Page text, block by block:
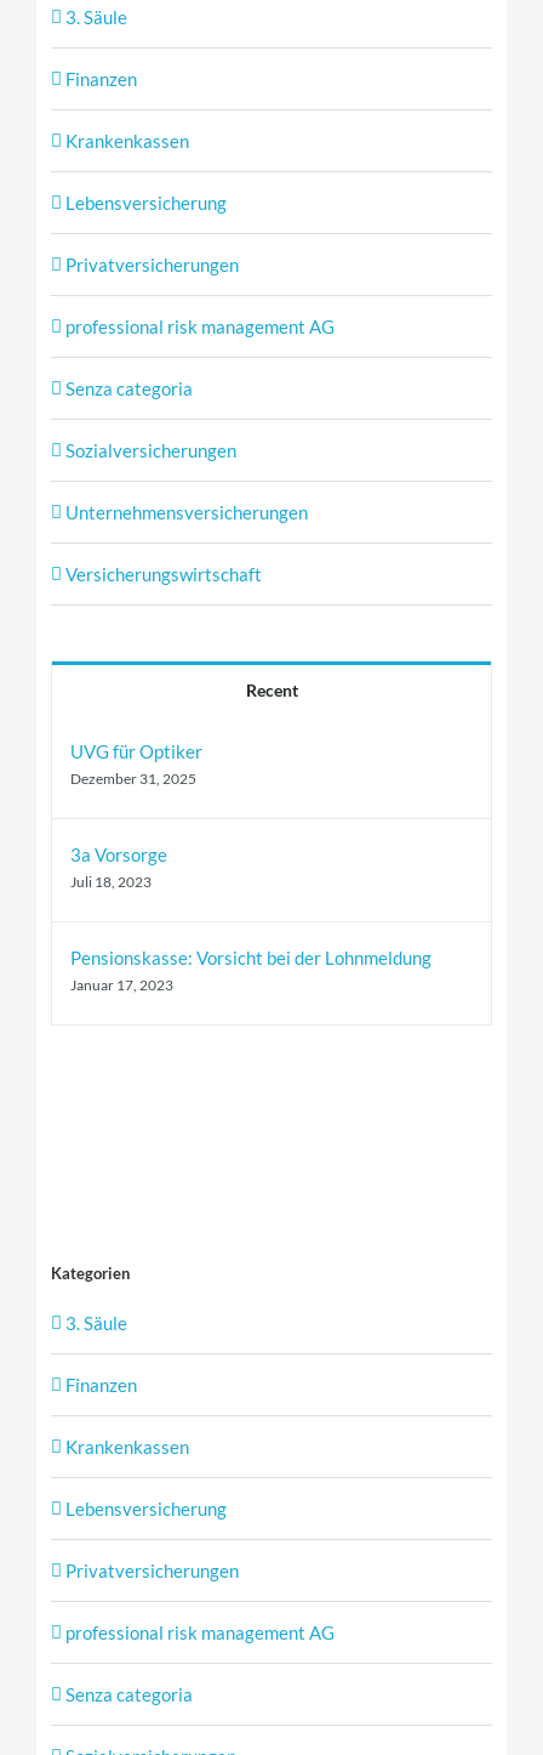
3. Säule
Finanzen
Krankenkassen
Lebensversicherung
Privatversicherungen
professional risk management AG
Senza categoria
Sozialversicherungen
Unternehmensversicherungen
Versicherungswirtschaft
Recent
UVG für Optiker
Dezember 31, 2025
3a Vorsorge
Juli 18, 2023
Pensionskasse: Vorsicht bei der Lohnmeldung
Januar 17, 2023
Kategorien
3. Säule
Finanzen
Krankenkassen
Lebensversicherung
Privatversicherungen
professional risk management AG
Senza categoria